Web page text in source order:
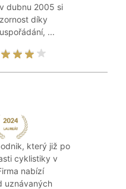
dubnu 2005 si
díky
...
který již po
cyklistiky v
nabízí
uznávaných